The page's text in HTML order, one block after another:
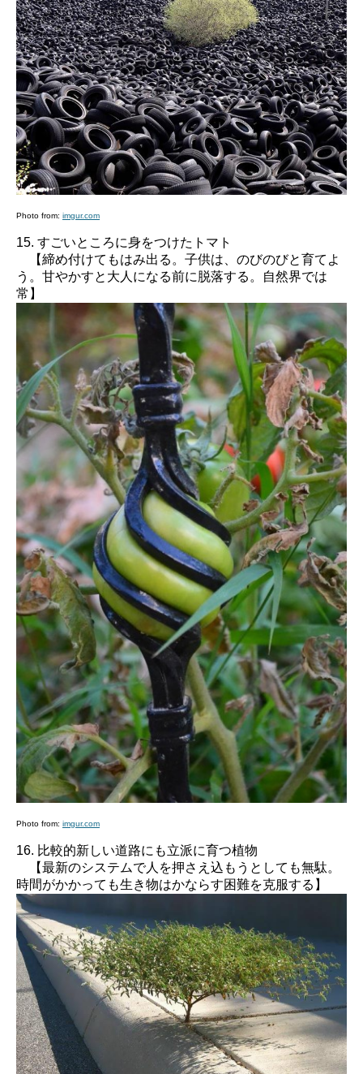
Photo from: imgur.com
15. すごいところに身をつけたトマト
【締め付けてもはみ出る。子供は、のびのびと育てよ
う。甘やかすと大人になる前に脱落する。自然界では
常】
Photo from: imgur.com
16. 比較的新しい道路にも立派に育つ植物
【最新のシステムで人を押さえ込もうとしても無駄。
時間がかかっても生き物はかならす困難を克服する】